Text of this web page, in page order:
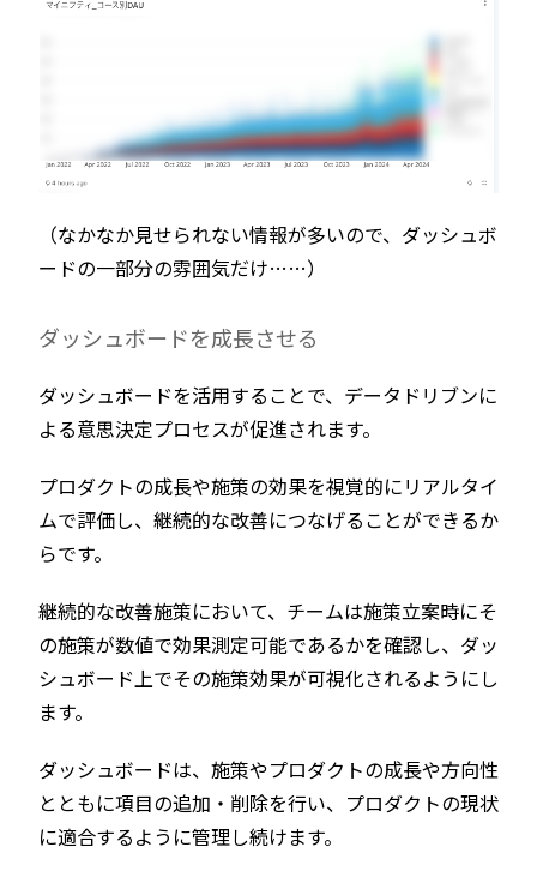
（なかなか見せられない情報が多いので、ダッシュボ
ードの一部分の雰囲気だけ……）
ダッシュボードを成長させる
ダッシュボードを活用することで、データドリブンに
よる意思決定プロセスが促進されます。
プロダクトの成長や施策の効果を視覚的にリアルタイ
ムで評価し、継続的な改善につなげることができるか
らです。
継続的な改善施策において、チームは施策立案時にそ
の施策が数値で効果測定可能であるかを確認し、ダッ
シュボード上でその施策効果が可視化されるようにし
ます。
ダッシュボードは、施策やプロダクトの成長や方向性
とともに項目の追加・削除を行い、プロダクトの現状
に適合するように管理し続けます。